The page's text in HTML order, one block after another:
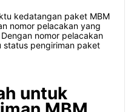
kedatangan paket MBM
nomor pelacakan yang
nomor pelacakan
status pengiriman paket
untuk